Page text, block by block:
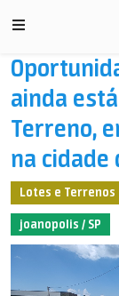
ainda
Terreno,
na cidade
Lotes e Terrenos
joanopolis / SP